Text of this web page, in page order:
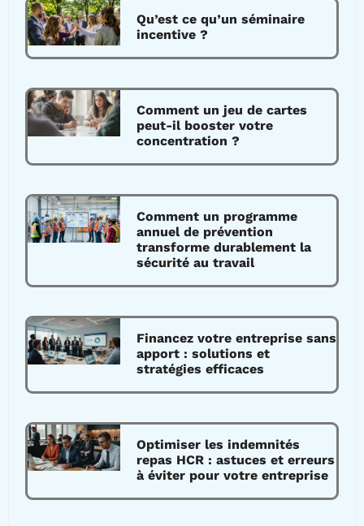
Qu’est ce qu’un séminaire
incentive ?
Comment un jeu de cartes
peut-il booster votre
concentration ?
Comment un programme
annuel de prévention
transforme durablement la
sécurité au travail
Financez votre entreprise sans
apport : solutions et
stratégies efficaces
Optimiser les indemnités
repas HCR : astuces et erreurs
à éviter pour votre entreprise